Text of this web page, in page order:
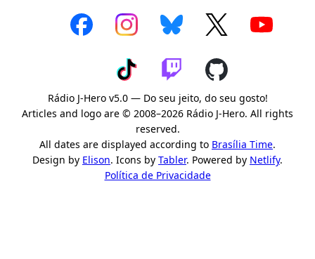
Rádio J-Hero v5.0 — Do seu jeito, do seu gosto!
Articles and logo are © 2008–2026 Rádio J-Hero. All rights
reserved.
All dates are displayed according to Brasília Time.
Design by Elison. Icons by Tabler. Powered by Netlify.
Política de Privacidade